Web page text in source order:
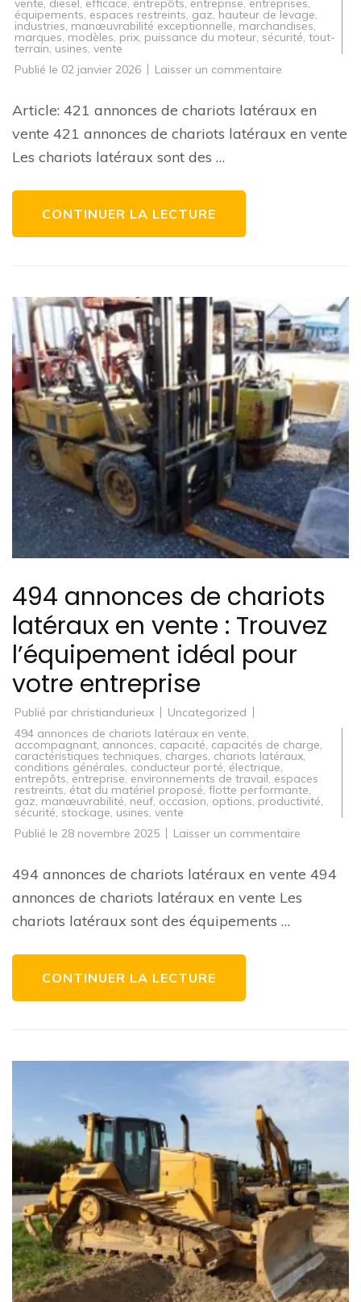
vente, diesel , efficace, entrepôts, entreprise, entreprises,
équipements, espaces restreints, gaz, hauteur de levage,
industries, manœuvrabilité exceptionnelle, marchandises,
marques, modèles, prix, puissance du moteur, sécurité, tout-
terrain, usines, vente
Publié le 02 janvier 2026 Laisser un commentaire
Découvrez
421
Article: 421 annonces de chariots latéraux en
vente 421 annonces de chariots latéraux en vente
Les chariots latéraux sont des …
CONTINUER LA LECTURE
494 annonces de chariots
latéraux en vente : Trouvez
l’équipement idéal pour
votre entreprise
Publié par christiandurieux
Uncategorized
494 annonces de chariots latéraux en vente,
accompagnant, annonces, capacité, capacités de charge,
caractéristiques techniques, charges, chariots latéraux,
conditions générales, conducteur porté, électrique,
entrepôts, entreprise, environnements de travail, espaces
restreints, état du matériel proposé, flotte performante,
gaz, manœuvrabilité, neuf, occasion, options, productivité,
sécurité, stockage, usines, vente
Publié le 28 novembre 2025 Laisser un commentaire
chariots
en
494 annonces de chariots latéraux en vente 494
annonces de chariots latéraux en vente Les
chariots latéraux sont des équipements …
CONTINUER LA LECTURE